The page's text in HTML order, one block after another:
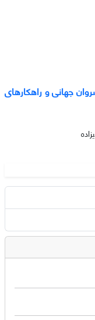
جهانی و راهکارهای